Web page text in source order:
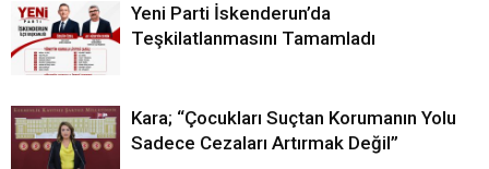
Yeni Parti İskenderun’da
Teşkilatlanmasını Tamamladı
Kara; “Çocukları Suçtan Korumanın Yolu
Sadece Cezaları Artırmak Değil”